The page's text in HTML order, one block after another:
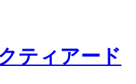
ティアード